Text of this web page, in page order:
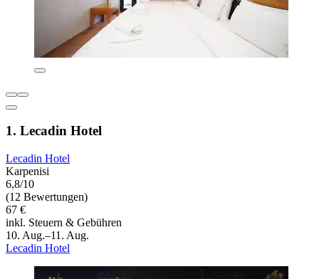
1. Lecadin Hotel
Lecadin Hotel
Karpenisi
6,8/10
(12 Bewertungen)
67 €
inkl. Steuern & Gebühren
10. Aug.–11. Aug.
Lecadin Hotel